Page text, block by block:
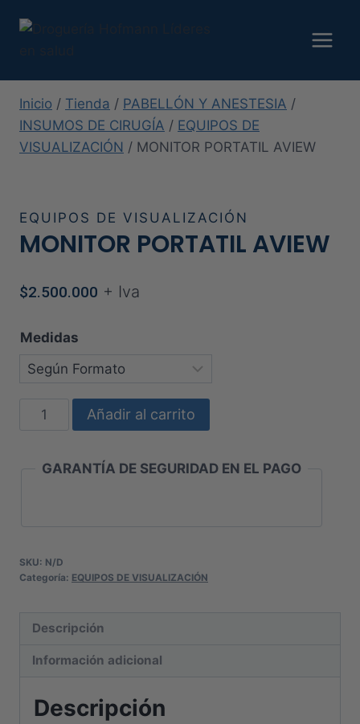
Inicio / Tienda / PABELLÓN Y ANESTESIA /
INSUMOS DE CIRUGÍA / EQUIPOS DE
VISUALIZACIÓN / MONITOR PORTATIL AVIEW
EQUIPOS DE VISUALIZACIÓN
MONITOR PORTATIL AVIEW
$2.500.000 + Iva
Medidas
MONITOR
PORTATIL
cantidad
Añadir al carrito
GARANTÍA DE SEGURIDAD EN EL PAGO
SKU: N/D
Categoría: EQUIPOS DE VISUALIZACIÓN
Descripción
Información adicional
Descripción